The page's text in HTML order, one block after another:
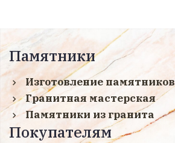
Памятники
Изготовление памятников
Гранитная мастерская
Памятники из гранита
Покупателям